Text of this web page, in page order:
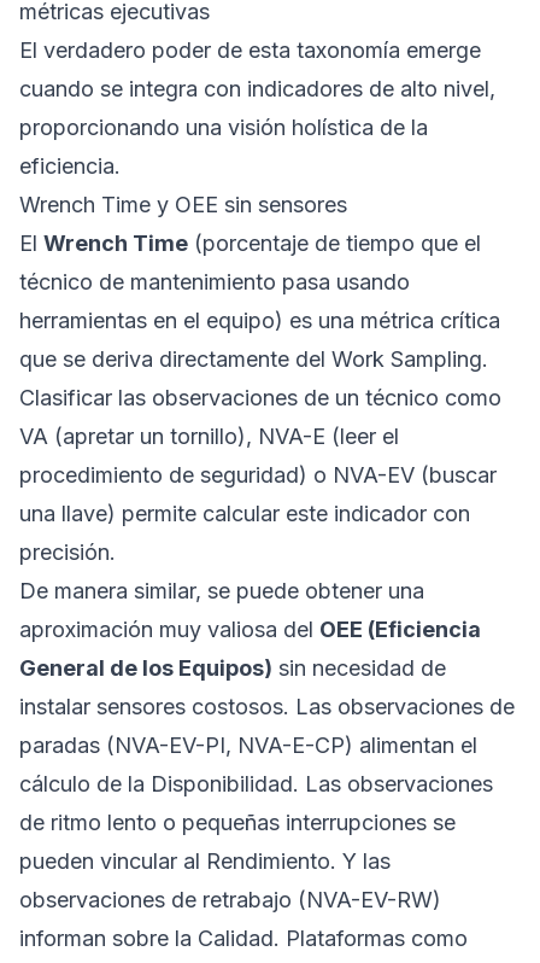
métricas ejecutivas
El verdadero poder de esta taxonomía emerge
cuando se integra con indicadores de alto nivel,
proporcionando una visión holística de la
eficiencia.
Wrench Time y OEE sin sensores
El Wrench Time (porcentaje de tiempo que el
técnico de mantenimiento pasa usando
herramientas en el equipo) es una métrica crítica
que se deriva directamente del Work Sampling.
Clasificar las observaciones de un técnico como
VA (apretar un tornillo), NVA-E (leer el
procedimiento de seguridad) o NVA-EV (buscar
una llave) permite calcular este indicador con
precisión.
De manera similar, se puede obtener una
aproximación muy valiosa del OEE (Eficiencia
General de los Equipos) sin necesidad de
instalar sensores costosos. Las observaciones de
paradas (NVA-EV-PI, NVA-E-CP) alimentan el
cálculo de la Disponibilidad. Las observaciones
de ritmo lento o pequeñas interrupciones se
pueden vincular al Rendimiento. Y las
observaciones de retrabajo (NVA-EV-RW)
informan sobre la Calidad. Plataformas como